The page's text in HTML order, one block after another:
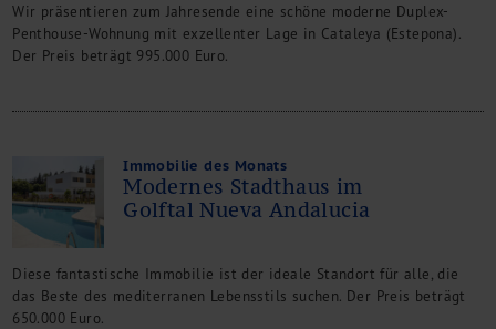
Wir präsentieren zum Jahresende eine schöne moderne Duplex-
Penthouse-Wohnung mit exzellenter Lage in Cataleya (Estepona).
Der Preis beträgt 995.000 Euro.
Immobilie des Monats
Modernes Stadthaus im
Golftal Nueva Andalucia
Diese fantastische Immobilie ist der ideale Standort für alle, die
das Beste des mediterranen Lebensstils suchen. Der Preis beträgt
650.000 Euro.